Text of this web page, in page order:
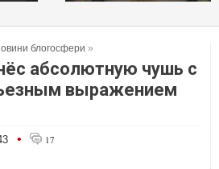
блогосфери »
абсолютную чушь с
выражением
• 17